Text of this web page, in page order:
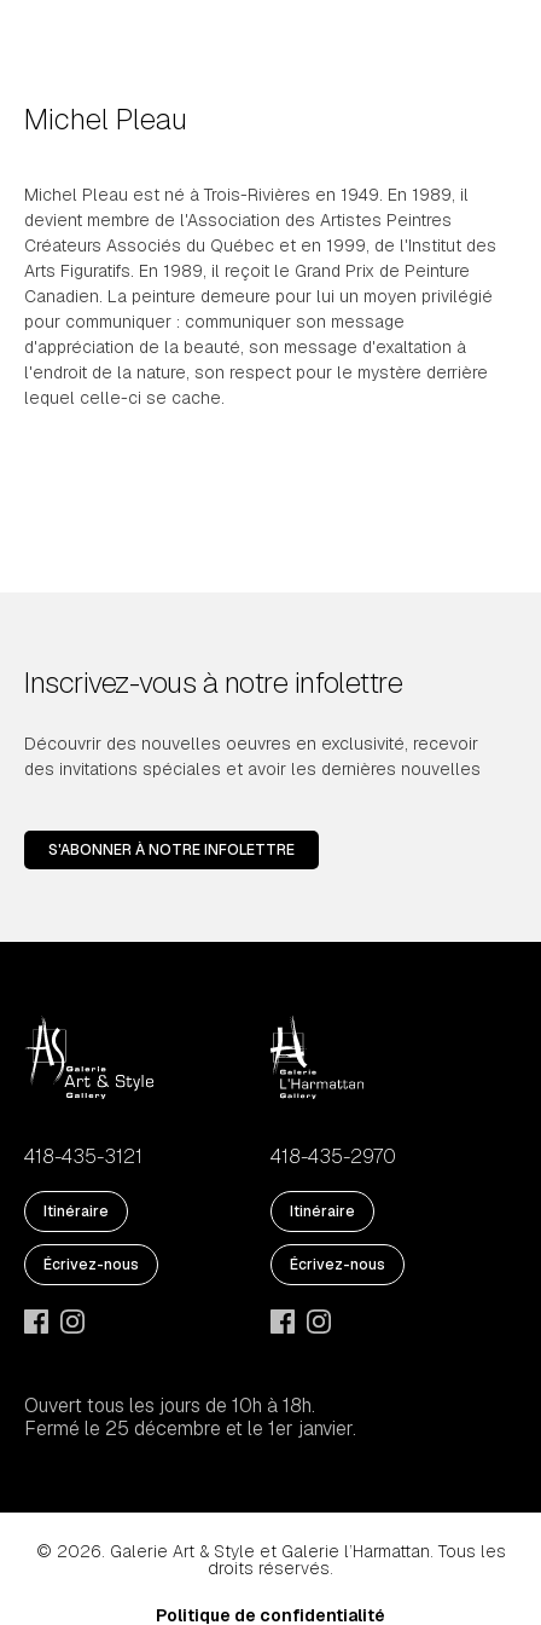
Michel Pleau
Michel Pleau est né à Trois-Rivières en 1949. En 1989, il
devient membre de l'Association des Artistes Peintres
Créateurs Associés du Québec et en 1999, de l'Institut des
Arts Figuratifs. En 1989, il reçoit le Grand Prix de Peinture
Canadien. La peinture demeure pour lui un moyen privilégié
pour communiquer : communiquer son message
d'appréciation de la beauté, son message d'exaltation à
l'endroit de la nature, son respect pour le mystère derrière
lequel celle-ci se cache.
Inscrivez-vous à notre infolettre
Découvrir des nouvelles oeuvres en exclusivité, recevoir
des invitations spéciales et avoir les dernières nouvelles
S'ABONNER À NOTRE INFOLETTRE
418-435-3121
Itinéraire
Écrivez-nous
418-435-2970
Itinéraire
Écrivez-nous
Ouvert tous les jours de 10h à 18h.
Fermé le 25 décembre et le 1er janvier.
© 2026. Galerie Art & Style et Galerie l’Harmattan. Tous les
droits réservés.
Politique de confidentialité